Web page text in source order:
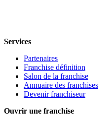
Services
Partenaires
Franchise définition
Salon de la franchise
Annuaire des franchises
Devenir franchiseur
Ouvrir une franchise